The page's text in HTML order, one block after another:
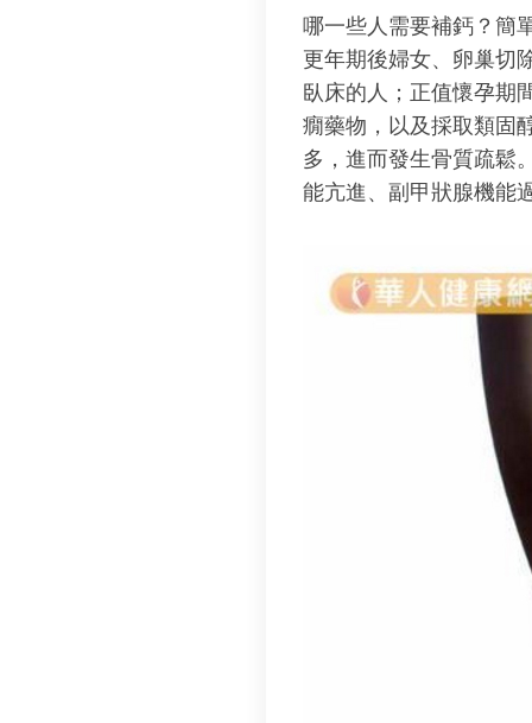
哪一些人需要補鈣？簡
更年期後婦女、卵巢切
臥床的人；正值懷孕期
癇藥物，以及採取類固
多，進而發生骨質疏鬆
能亢進、副甲狀腺機能